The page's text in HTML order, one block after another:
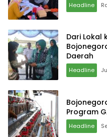
Headline
Dari Lokal
Daerah
Headline
Program
Headline